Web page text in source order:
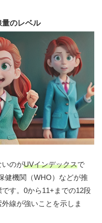
のレベル
いのがUVインデックスで
健機関（WHO）などが推
す。0から11+までの12段
線が強いことを示しま